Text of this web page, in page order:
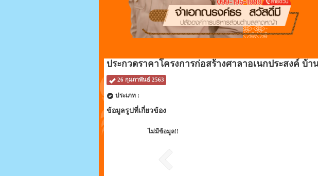
ประกวดราคาโครงการก่อสร้างศาลาอเนกประสงค์
26 กุมภาพันธ์ 2563
ประเภท :
ข้อมูลรูปที่เกี่ยวข้อง
ไม่มีข้อมูล!!